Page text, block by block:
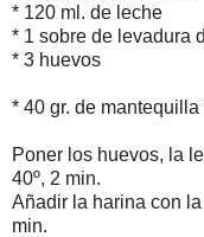
* 120 ml. de leche
* 1 sobre de levadura
* 3 huevos
* 40 gr. de mantequilla
Poner los huevos, la
40º, 2 min.
Añadir la harina con
min.